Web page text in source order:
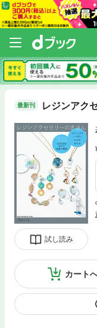
最新刊 レジンアク
試し読み
カート